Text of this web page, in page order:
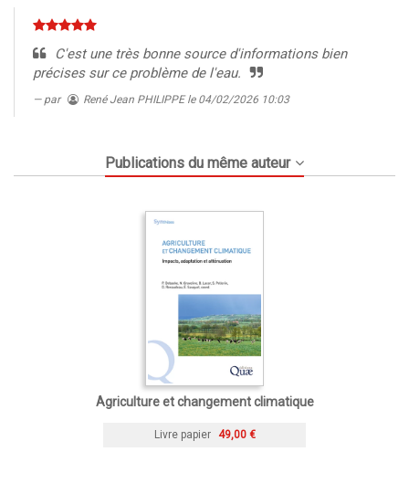
C'est une très bonne source d'informations bien
précises sur ce problème de l'eau.
par René Jean PHILIPPEle 04/02/2026 10:03
Publications du même auteur
Agriculture et changement climatique
Livre papier 49,00 €